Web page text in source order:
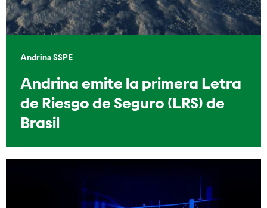
Andrina SSPE
Andrina emite la primera Letra
de Riesgo de Seguro (LRS) de
Brasil